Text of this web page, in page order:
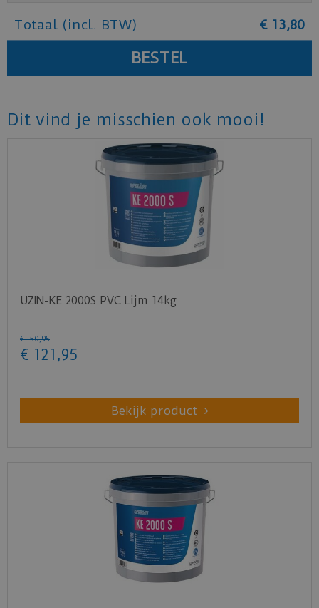
Totaal (incl. BTW) € 13,80
Dit vind je misschien ook mooi!
UZIN-KE 2000S PVC Lijm 14kg
€ 150,95
€ 121 ,95
Bekijk product